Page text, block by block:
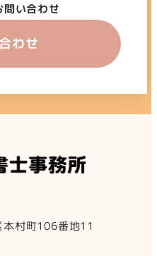
問い合わせ
わせ
村町106番地11